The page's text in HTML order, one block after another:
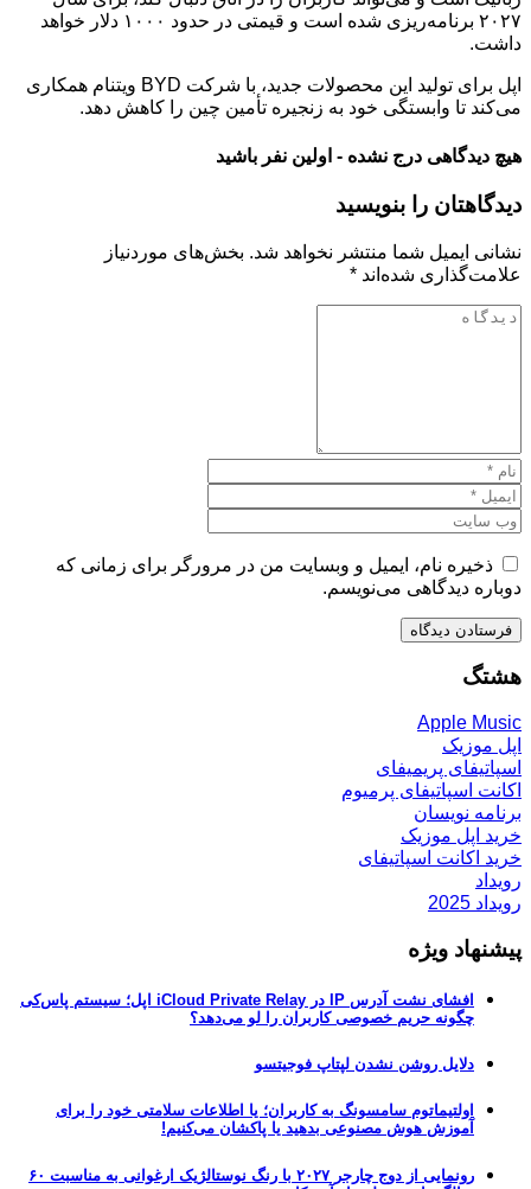
۲۰۲۷ برنامه‌ریزی شده است و قیمتی در حدود ۱۰۰۰ دلار خواهد
داشت.
اپل برای تولید این محصولات جدید، با شرکت BYD ویتنام همکاری
می‌کند تا وابستگی خود به زنجیره تأمین چین را کاهش دهد.
هیچ دیدگاهی درج نشده - اولین نفر باشید
دیدگاهتان را بنویسید
نشانی ایمیل شما منتشر نخواهد شد. بخش‌های موردنیاز
علامت‌گذاری شده‌اند *
ذخیره نام، ایمیل و وبسایت من در مرورگر برای زمانی که
دوباره دیدگاهی می‌نویسم.
هشتگ
Apple Music
اپل موزیک
اسپاتیفای پریمیفای
اکانت اسپاتیفای پرمیوم
برنامه نویسان
خرید اپل موزیک
خرید اکانت اسپاتیفای
رویداد
رویداد 2025
پیشنهاد ویژه
افشای نشت آدرس IP در iCloud Private Relay اپل؛ سیستم پاس‌کی
چگونه حریم خصوصی کاربران را لو می‌دهد؟
دلایل روشن نشدن لپتاپ فوجیتسو
اولتیماتوم سامسونگ به کاربران؛ یا اطلاعات سلامتی خود را برای
آموزش هوش مصنوعی بدهید یا پاکشان می‌کنیم!
رونمایی از دوج چارجر ۲۰۲۷ با رنگ نوستالژیک ارغوانی به مناسبت ۶۰